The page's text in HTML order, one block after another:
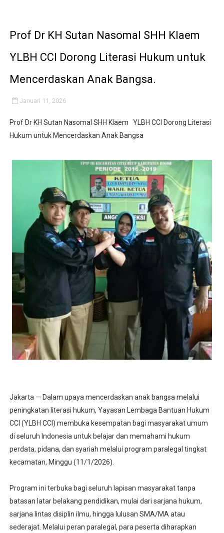
Kado Proklamasi 1945 - 2026. Lomba Pidato antar RT
IMO-Indonesia Hadiri Rakerkornas APINDO Ke XXXV di
Kepala KSP Jenderal Dudung Pimpin Peluncuran
Official Statement by the Royal Office of Morocco
Hebat! Ada Jalan Tol "Donald J. Trump" di Wilayah
Kapolsek Cikeusik Tegaskan Komitmen Jaga
Prof Dr KH Sutan Nasomal SHH Klaem
YLBH CCI Dorong Literasi Hukum untuk
Mencerdaskan Anak Bangsa.
Januari 11, 2026
Prof Dr KH Sutan Nasomal SHH Klaem YLBH CCI Dorong Literasi
Hukum untuk Mencerdaskan Anak Bangsa
Jakarta — Dalam upaya mencerdaskan anak bangsa melalui
peningkatan literasi hukum, Yayasan Lembaga Bantuan Hukum
CCI (YLBH CCI) membuka kesempatan bagi masyarakat umum
di seluruh Indonesia untuk belajar dan memahami hukum
perdata, pidana, dan syariah melalui program paralegal tingkat
kecamatan, Minggu (11/1/2026).
Program ini terbuka bagi seluruh lapisan masyarakat tanpa
batasan latar belakang pendidikan, mulai dari sarjana hukum,
sarjana lintas disiplin ilmu, hingga lulusan SMA/MA atau
sederajat. Melalui peran paralegal, para peserta diharapkan